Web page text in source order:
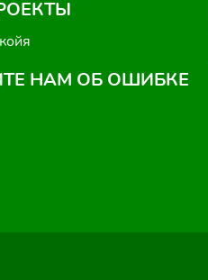
НАМ ОБ ОШИБКЕ